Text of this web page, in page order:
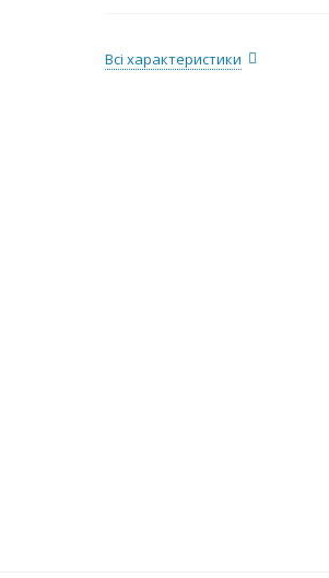
Всі характеристики